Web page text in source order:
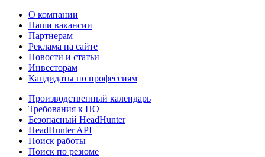
О компании
Наши вакансии
Партнерам
Реклама на сайте
Новости и статьи
Инвесторам
Кандидаты по профессиям
Производственный календарь
Требования к ПО
Безопасный HeadHunter
HeadHunter API
Поиск работы
Поиск по резюме